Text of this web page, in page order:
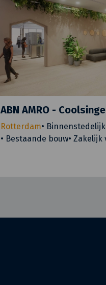
ABN AMRO -
Rotterdam• Binnenstedelijk
• Bestaande bouw• Zakelijk